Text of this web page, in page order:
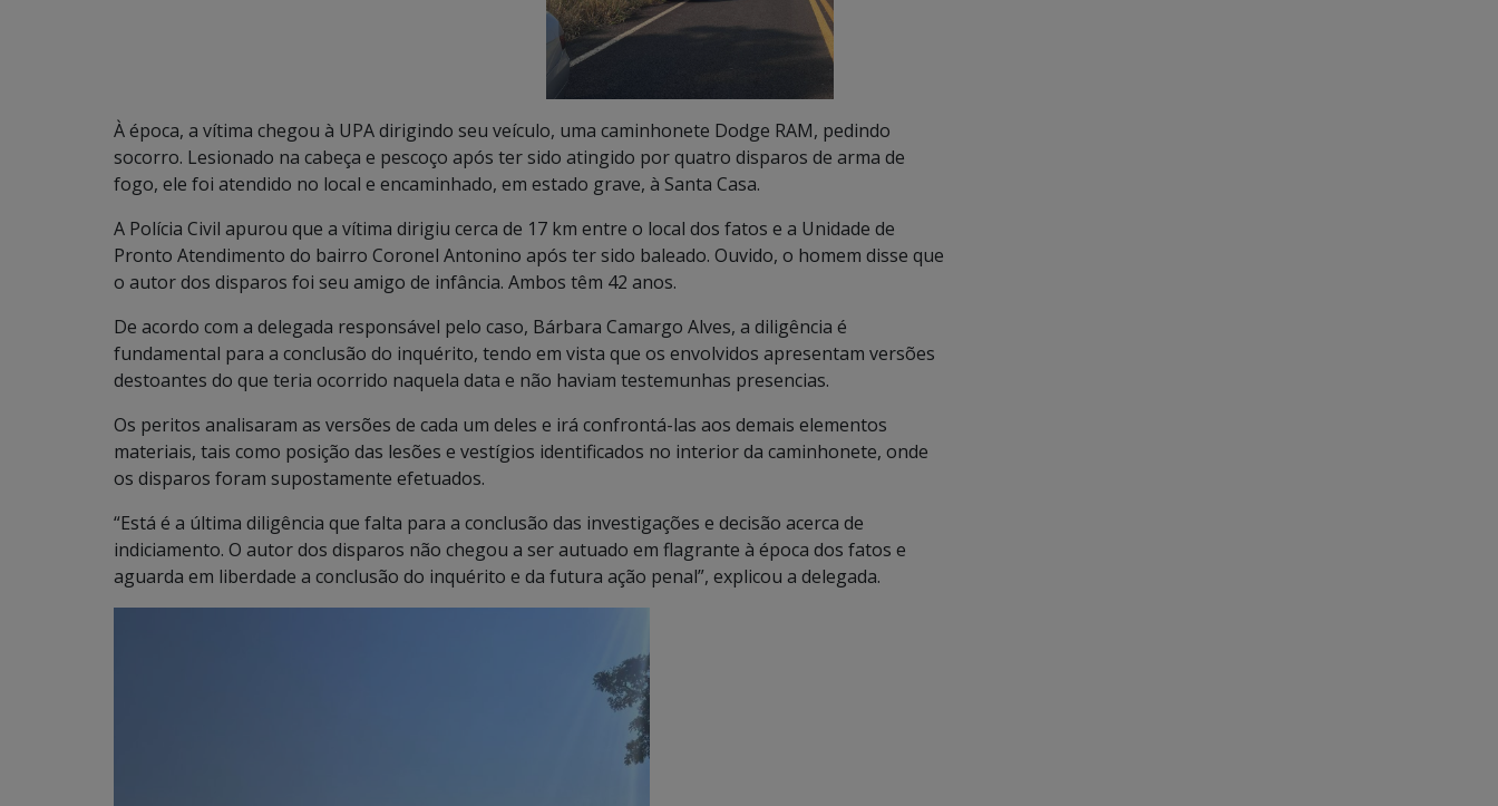
À época, a vítima chegou à UPA dirigindo seu veículo, uma caminhonete Dodge RAM, pedindo
socorro. Lesionado na cabeça e pescoço após ter sido atingido por quatro disparos de arma de
fogo, ele foi atendido no local e encaminhado, em estado grave, à Santa Casa.
A Polícia Civil apurou que a vítima dirigiu cerca de 17 km entre o local dos fatos e a Unidade de
Pronto Atendimento do bairro Coronel Antonino após ter sido baleado. Ouvido, o homem disse que
o autor dos disparos foi seu amigo de infância. Ambos têm 42 anos.
De acordo com a delegada responsável pelo caso, Bárbara Camargo Alves, a diligência é
fundamental para a conclusão do inquérito, tendo em vista que os envolvidos apresentam versões
destoantes do que teria ocorrido naquela data e não haviam testemunhas presencias.
Os peritos analisaram as versões de cada um deles e irá confrontá-las aos demais elementos
materiais, tais como posição das lesões e vestígios identificados no interior da caminhonete, onde
os disparos foram supostamente efetuados.
“Está é a última diligência que falta para a conclusão das investigações e decisão acerca de
indiciamento. O autor dos disparos não chegou a ser autuado em flagrante à época dos fatos e
aguarda em liberdade a conclusão do inquérito e da futura ação penal”, explicou a delegada.